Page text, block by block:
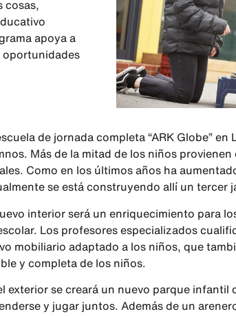
cosas,
apoya a
oportunidades
de jornada completa “ARK Globe”
Más de la mitad de los niños
Como en los últimos años ha
se está construyendo allí un tercer
interior será un enriquecimiento para
Los profesores especializados
mobiliario adaptado a los niños, que
y completa de los niños.
exterior se creará un nuevo parque infantil
y jugar juntos. Además de un